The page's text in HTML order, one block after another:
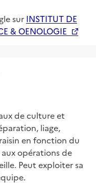
sur INSTITUT DE
& OENOLOGIE
de culture et
liage,
en fonction du
opérations de
Peut exploiter sa